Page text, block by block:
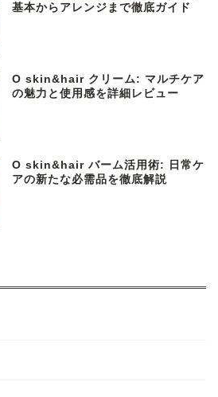
基本からアレンジまで徹底ガイド
O skin&hair クリーム: マルチケア
の魅力と使用感を詳細レビュー
O skin&hair バーム活用術: 日常ケ
アの新たな必需品を徹底解説